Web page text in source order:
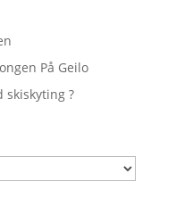
På Geilo
?